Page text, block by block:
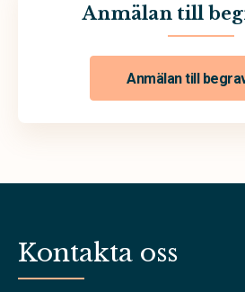
Anmälan till
Anmälan till
Kontakta oss